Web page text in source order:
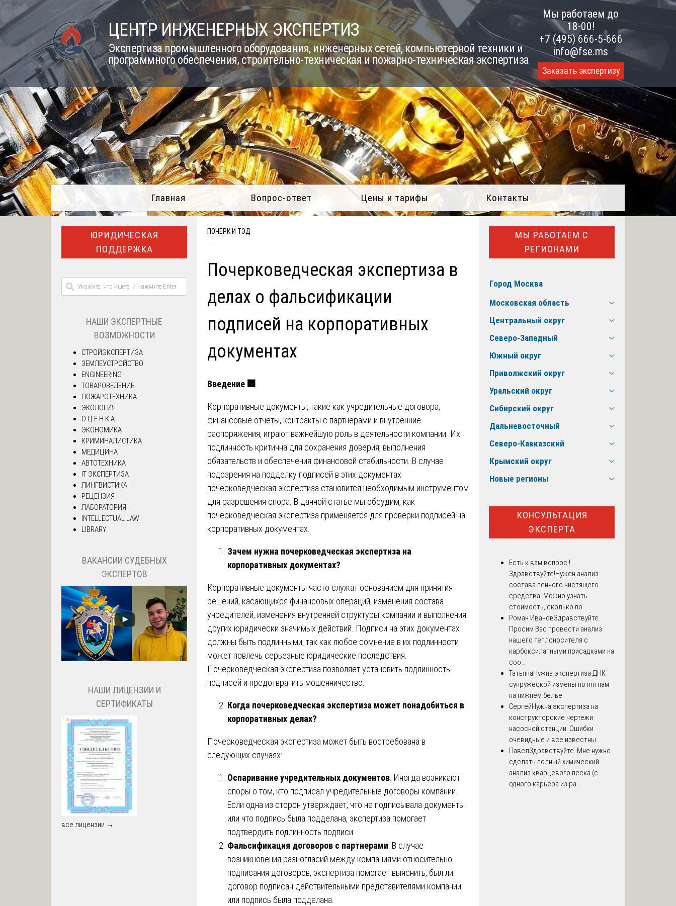
Skip
to
content
ЦЕНТР ИНЖЕНЕРНЫХ ЭКСПЕРТИЗ
Экспертиза промышленного оборудования, инженерных сетей, компьютерной техники и
программного обеспечения, строительно-техническая и пожарно-техническая экспертиза
Мы работаем до
18-00!
+7 (495) 666-5-666
info@fse.ms
Заказать экспертизу
Главная Вопрос-ответ Цены и тарифы Контакты
ПОЧЕРК И ТЭД
Почерковедческая экспертиза в
делах о фальсификации
подписей на корпоративных
документах
Введение 🏢
Корпоративные документы, такие как учредительные договора,
финансовые отчеты, контракты с партнерами и внутренние
распоряжения, играют важнейшую роль в деятельности компании. Их
подлинность критична для сохранения доверия, выполнения
обязательств и обеспечения финансовой стабильности. В случае
подозрения на подделку подписей в этих документах
почерковедческая экспертиза становится необходимым инструментом
для разрешения спора. В данной статье мы обсудим, как
почерковедческая экспертиза применяется для проверки подписей на
корпоративных документах.
Зачем нужна почерковедческая экспертиза на
корпоративных документах?
Корпоративные документы часто служат основанием для принятия
решений, касающихся финансовых операций, изменения состава
учредителей, изменения внутренней структуры компании и выполнения
других юридически значимых действий. Подписи на этих документах
должны быть подлинными, так как любое сомнение в их подлинности
может повлечь серьезные юридические последствия.
Почерковедческая экспертиза позволяет установить подлинность
подписей и предотвратить мошенничество.
Когда почерковедческая экспертиза может понадобиться в
корпоративных делах?
Почерковедческая экспертиза может быть востребована в
следующих случаях:
Оспаривание учредительных документов: Иногда возникают
споры о том, кто подписал учредительные договоры компании.
Если одна из сторон утверждает, что не подписывала документы
или что подпись была подделана, экспертиза помогает
подтвердить подлинность подписи.
Фальсификация договоров с партнерами: В случае
возникновения разногласий между компаниями относительно
подписания договоров, экспертиза помогает выяснить, был ли
договор подписан действительными представителями компании
или подпись была подделана.
ЮРИДИЧЕСКАЯ
ПОДДЕРЖКА
НАШИ ЭКСПЕРТНЫЕ
ВОЗМОЖНОСТИ
СТРОЙЭКСПЕРТИЗА
ЗЕМЛЕУСТРОЙСТВО
ENGINEERING
ТОВАРОВЕДЕНИЕ
ПОЖАРОТЕХНИКА
ЭКОЛОГИЯ
О Ц Е Н К А
ЭКОНОМИКА
КРИМИНАЛИСТИКА
МЕДИЦИНА
АВТОТЕХНИКА
IT ЭКСПЕРТИЗА
ЛИНГВИСТИКА
РЕЦЕНЗИЯ
ЛАБОРАТОРИЯ
INTELLECTUAL LAW
LIBRARY
ВАКАНСИИ СУДЕБНЫХ
ЭКСПЕРТОВ
НАШИ ЛИЦЕНЗИИ И
СЕРТИФИКАТЫ
все лицензии →
МЫ РАБОТАЕМ С
РЕГИОНАМИ
Город Москва
Московская область
Центральный округ
Северо-Западный
Южный округ
Приволжский округ
Уральский округ
Сибирский округ
Дальневосточный
Северо-Кавказский
Крымский округ
Новые регионы
КОНСУЛЬТАЦИЯ
ЭКСПЕРТА
Есть к вам вопрос !
Здравствуйте!Нужен анализ
состава пенного чистящего
средства. Можно узнать
стоимость, сколько по ...
Роман ИвановЗдравствуйте.
Просим Вас провести анализ
нашего теплоносителя с
карбоксилатными присадками на
соо...
ТатьянаНужна экспертиза ДНК
супружеской измены по пятнам
на нижнем белье
СергейНужна экспертиза на
конструкторские чертежи
насосной станции. Ошибки
очевидные и все известны.
ПавелЗдравствуйте. Мне нужно
сделать полный химический
анализ кварцевого песка (с
одного карьера из ра...